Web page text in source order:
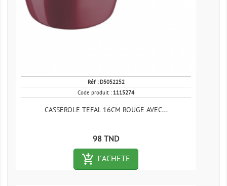
Réf : D5052252
Code produit : 1115274
CASSEROLE TEFAL 16CM ROUGE AVEC...
Prix
98 TND
add_shopping_cart-outlined
J´ACHETE